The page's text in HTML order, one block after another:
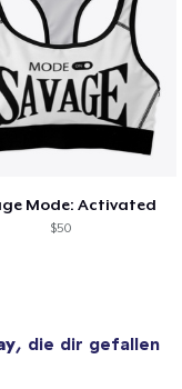
Mode: Activated
$50
, die dir gefallen